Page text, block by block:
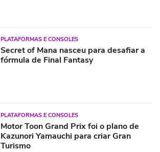
PLATAFORMAS E CONSOLES
Secret of Mana nasceu para desafiar a
fórmula de Final Fantasy
PLATAFORMAS E CONSOLES
Motor Toon Grand Prix foi o plano de
Kazunori Yamauchi para criar Gran
Turismo